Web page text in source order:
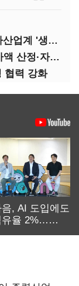
높아진 부채비율 200% 문턱…가상자산업계 '생존 시험대'
내년 코인 과세 강행…관건은 '취득가액 산정·자산 이동'
협력 강화
음, AI 도입에도
유율 2%…